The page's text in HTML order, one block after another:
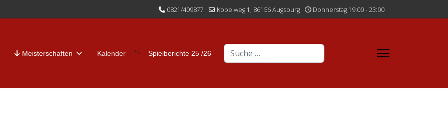
0821/409877 Kobelweg 1, 86156 Augsburg Donnerstag 19:00 - 23:00
Meisterschaften Kalender "> Spielberichte 25 /26 Suchen